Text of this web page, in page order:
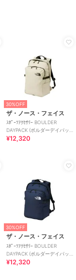
30%OFF
ザ・ノース・フェイス
ｽﾎﾟｰﾂｱｸｾｻﾘｰ BOULDER
DAYPACK (ボルダーデイパッ
ク)
¥12,320
30%OFF
ザ・ノース・フェイス
ｽﾎﾟｰﾂｱｸｾｻﾘｰ BOULDER
DAYPACK (ボルダーデイパッ
ク)
¥12,320